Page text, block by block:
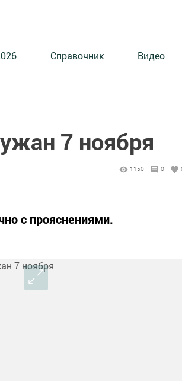
Справочник Видео
7 ноября
1150 0
с прояснениями.